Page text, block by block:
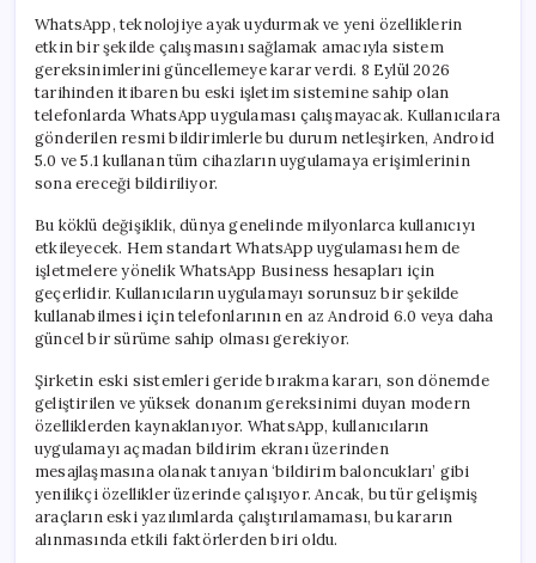
WhatsApp, teknolojiye ayak uydurmak ve yeni özelliklerin
etkin bir şekilde çalışmasını sağlamak amacıyla sistem
gereksinimlerini güncellemeye karar verdi. 8 Eylül 2026
tarihinden itibaren bu eski işletim sistemine sahip olan
telefonlarda WhatsApp uygulaması çalışmayacak. Kullanıcılara
gönderilen resmi bildirimlerle bu durum netleşirken, Android
5.0 ve 5.1 kullanan tüm cihazların uygulamaya erişimlerinin
sona ereceği bildiriliyor.
Bu köklü değişiklik, dünya genelinde milyonlarca kullanıcıyı
etkileyecek. Hem standart WhatsApp uygulaması hem de
işletmelere yönelik WhatsApp Business hesapları için
geçerlidir. Kullanıcıların uygulamayı sorunsuz bir şekilde
kullanabilmesi için telefonlarının en az Android 6.0 veya daha
güncel bir sürüme sahip olması gerekiyor.
Şirketin eski sistemleri geride bırakma kararı, son dönemde
geliştirilen ve yüksek donanım gereksinimi duyan modern
özelliklerden kaynaklanıyor. WhatsApp, kullanıcıların
uygulamayı açmadan bildirim ekranı üzerinden
mesajlaşmasına olanak tanıyan ‘bildirim baloncukları’ gibi
yenilikçi özellikler üzerinde çalışıyor. Ancak, bu tür gelişmiş
araçların eski yazılımlarda çalıştırılamaması, bu kararın
alınmasında etkili faktörlerden biri oldu.